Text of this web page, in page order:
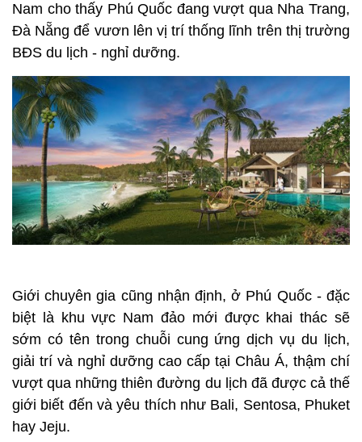
Nam cho thấy Phú Quốc đang vượt qua Nha Trang,
Đà Nẵng để vươn lên vị trí thống lĩnh trên thị trường
BĐS du lịch - nghỉ dưỡng.
Giới chuyên gia cũng nhận định, ở Phú Quốc - đặc
biệt là khu vực Nam đảo mới được khai thác sẽ
sớm có tên trong chuỗi cung ứng dịch vụ du lịch,
giải trí và nghỉ dưỡng cao cấp tại Châu Á, thậm chí
vượt qua những thiên đường du lịch đã được cả thế
giới biết đến và yêu thích như Bali, Sentosa, Phuket
hay Jeju.